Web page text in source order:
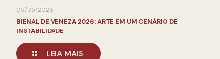
05/05/2026
BIENAL DE VENEZA 2026: ARTE EM UM CENÁRIO DE
INSTABILIDADE
LEIA MAIS